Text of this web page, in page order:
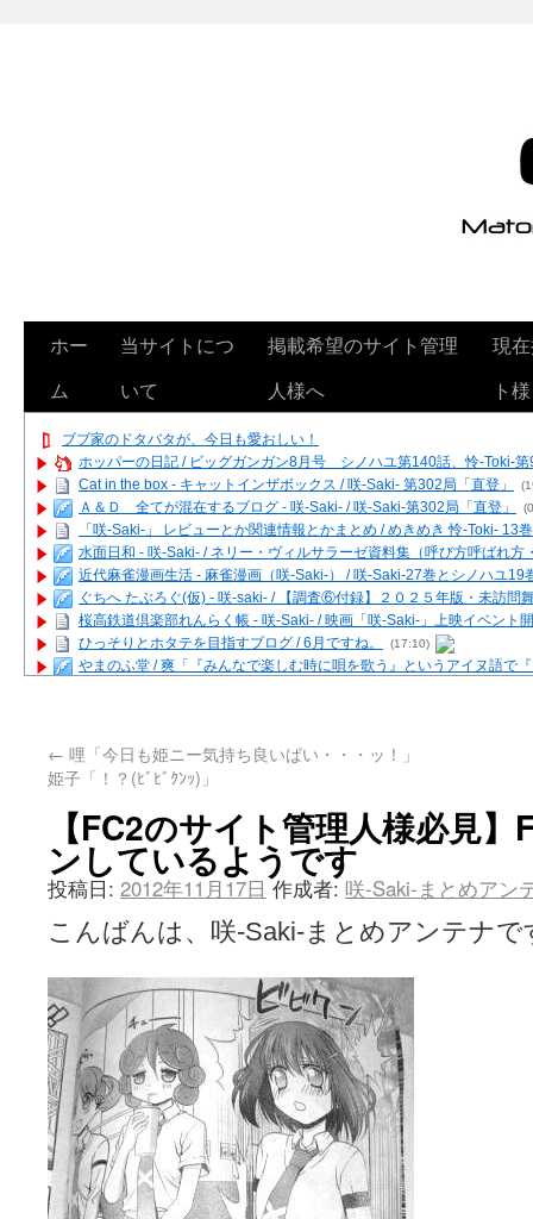
ホー
ム
当サイトにつ
いて
掲載希望のサイト管理
人様へ
現
ト様
ブブ家のドタバタが、今日も愛おしい！
ホッパーの日記 / ビッグガンガン8月号 シノハユ第140話、怜-Toki-第
Cat in the box - キャットインザボックス / 咲-Saki- 第302局「直登」
Ａ＆Ｄ 全てが混在するブログ - 咲-Saki- / 咲-Saki-第302局「直登」
「咲-Saki-」 レビューとか関連情報とかまとめ / めきめき 怜-Toki- 13
水面日和 - 咲-Saki- / ネリー・ヴィルサラーゼ資料集（呼び方呼ばれ方
近代麻雀漫画生活 - 麻雀漫画（咲-Saki-） / 咲-Saki-27巻とシノハユ
ぐちへ たぶろぐ(仮) - 咲-saki- / 【調査⑥付録】２０２５年版・未訪問
桜高鉄道倶楽部れんらく帳 - 咲-Saki- / 映画「咲-Saki-」上映イベント
ひっそりとホタテを目指すブログ / 6月ですね。
(17:10)
やまのふ堂 / 爽「『みんなで楽しむ時に唄を歌う』というアイヌ語で
咲クラ女子 - 咲-Saki- / 姫松の上重漫ちゃんと演じている伊達朱里紗さ
咲スファクション☆タウン - 咲-Saki- / 雀魂咲コラボ！ ガチャ＆キャ
はやりの如く☆ - 咲-saki- / 悪いこと【SS】 (06:42)
麻雀雑記あれこれ - 咲 -Saki- / 咲-Saki-キャラが台湾麻雀を打ったらど
またの名を咲ブログ - 咲-Saki- / 男体化すると聞いての落書き
あっちが変 / あっちが変 (08:31)
あにてつ！ / 千里山に行ってきました（2017年09月） (06:14)
凡人の私 / ステルス坂こと咲-Saki-5巻表紙の舞台を発見しました
嶺上開花自摸 / Last day of Summer session 1 (13:01)
おもちもちもち - 咲-Saki- / ５・８小林先生の日記更新について考え
かんむりとかげ - 咲-Saki- / 立先生の更新 (11:32)
咲-Saki- | にゅいのって / 咲-Saki-臨時アンテナ (11:50)
咲-Saki-ブログ！～麻雀下手でも咲が好き～ / ブログ名変更のお知らせ
嶺上航路 / ドラフト前日なので中日ドラゴンズのドラフト指名を予想
音を奏でて花が咲く - 咲-Saki- / 浩子「…あっ分かった 恐らくそうい
一萬人の麓路() - 咲-Saki- / 咲-Saki- 第193局[竜王] ドラゴンの王とパク
from A to K / [咲-saki-][麻雀ゲーム]【ゲーム】セガのMJシリーズで2年
紺フェス - 咲-Saki- / 【越谷SS】とろけそうな日
(15:31)
← 哩「今日も姫ニー気持ち良いばい・・・ッ！」
姫子「！？(ﾋﾞﾋﾞｸﾝｯ)」
【FC2のサイト管理人様必見
ンしているようです
投稿日: 2012年11月17日 作成者: 咲-Saki-まとめアン
こんばんは、咲-Saki-まとめアンテナで